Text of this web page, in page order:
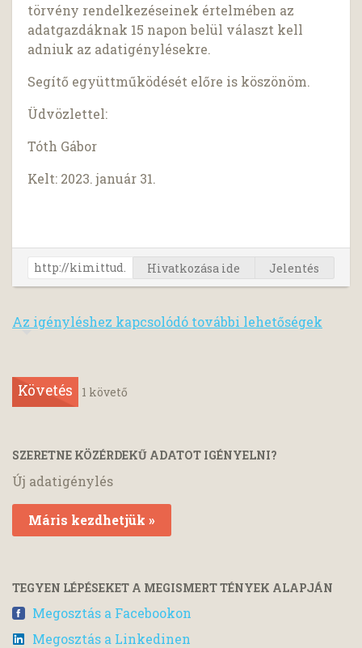
törvény rendelkezéseinek értelmében az
adatgazdáknak 15 napon belül választ kell
adniuk az adatigénylésekre.
Segítő együttműködését előre is köszönöm.
Üdvözlettel:
Tóth Gábor
Kelt: 2023. január 31.
Hivatkozása ide Jelentés
Az igényléshez kapcsolódó további lehetőségek
Követés 1 követő
SZERETNE KÖZÉRDEKŰ ADATOT IGÉNYELNI?
Új adatigénylés
Máris kezdhetjük »
TEGYEN LÉPÉSEKET A MEGISMERT TÉNYEK ALAPJÁN
Megosztás a Facebookon
Megosztás a Linkedinen